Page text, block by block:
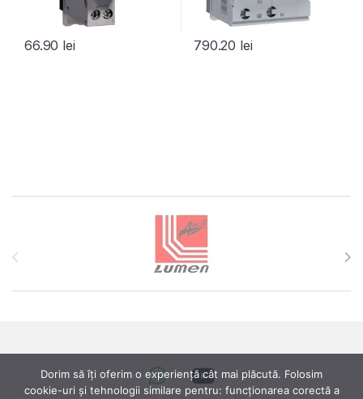
66.90 lei 790.20 lei
Dorim să îți oferim o experiență cât mai plăcută. Folosim
cookie-uri și tehnologii similare pentru: funcționarea corectă a